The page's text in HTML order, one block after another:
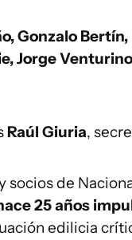
Gonzalo
Jorge
Raúl Giuria,
socios de
25 años
edilicia